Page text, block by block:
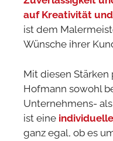
auf Kreativität
ist dem
Wünsche ihrer
Mit diesen
Hofmann sowohl
Unternehmens-
ist eine
ganz egal, ob es